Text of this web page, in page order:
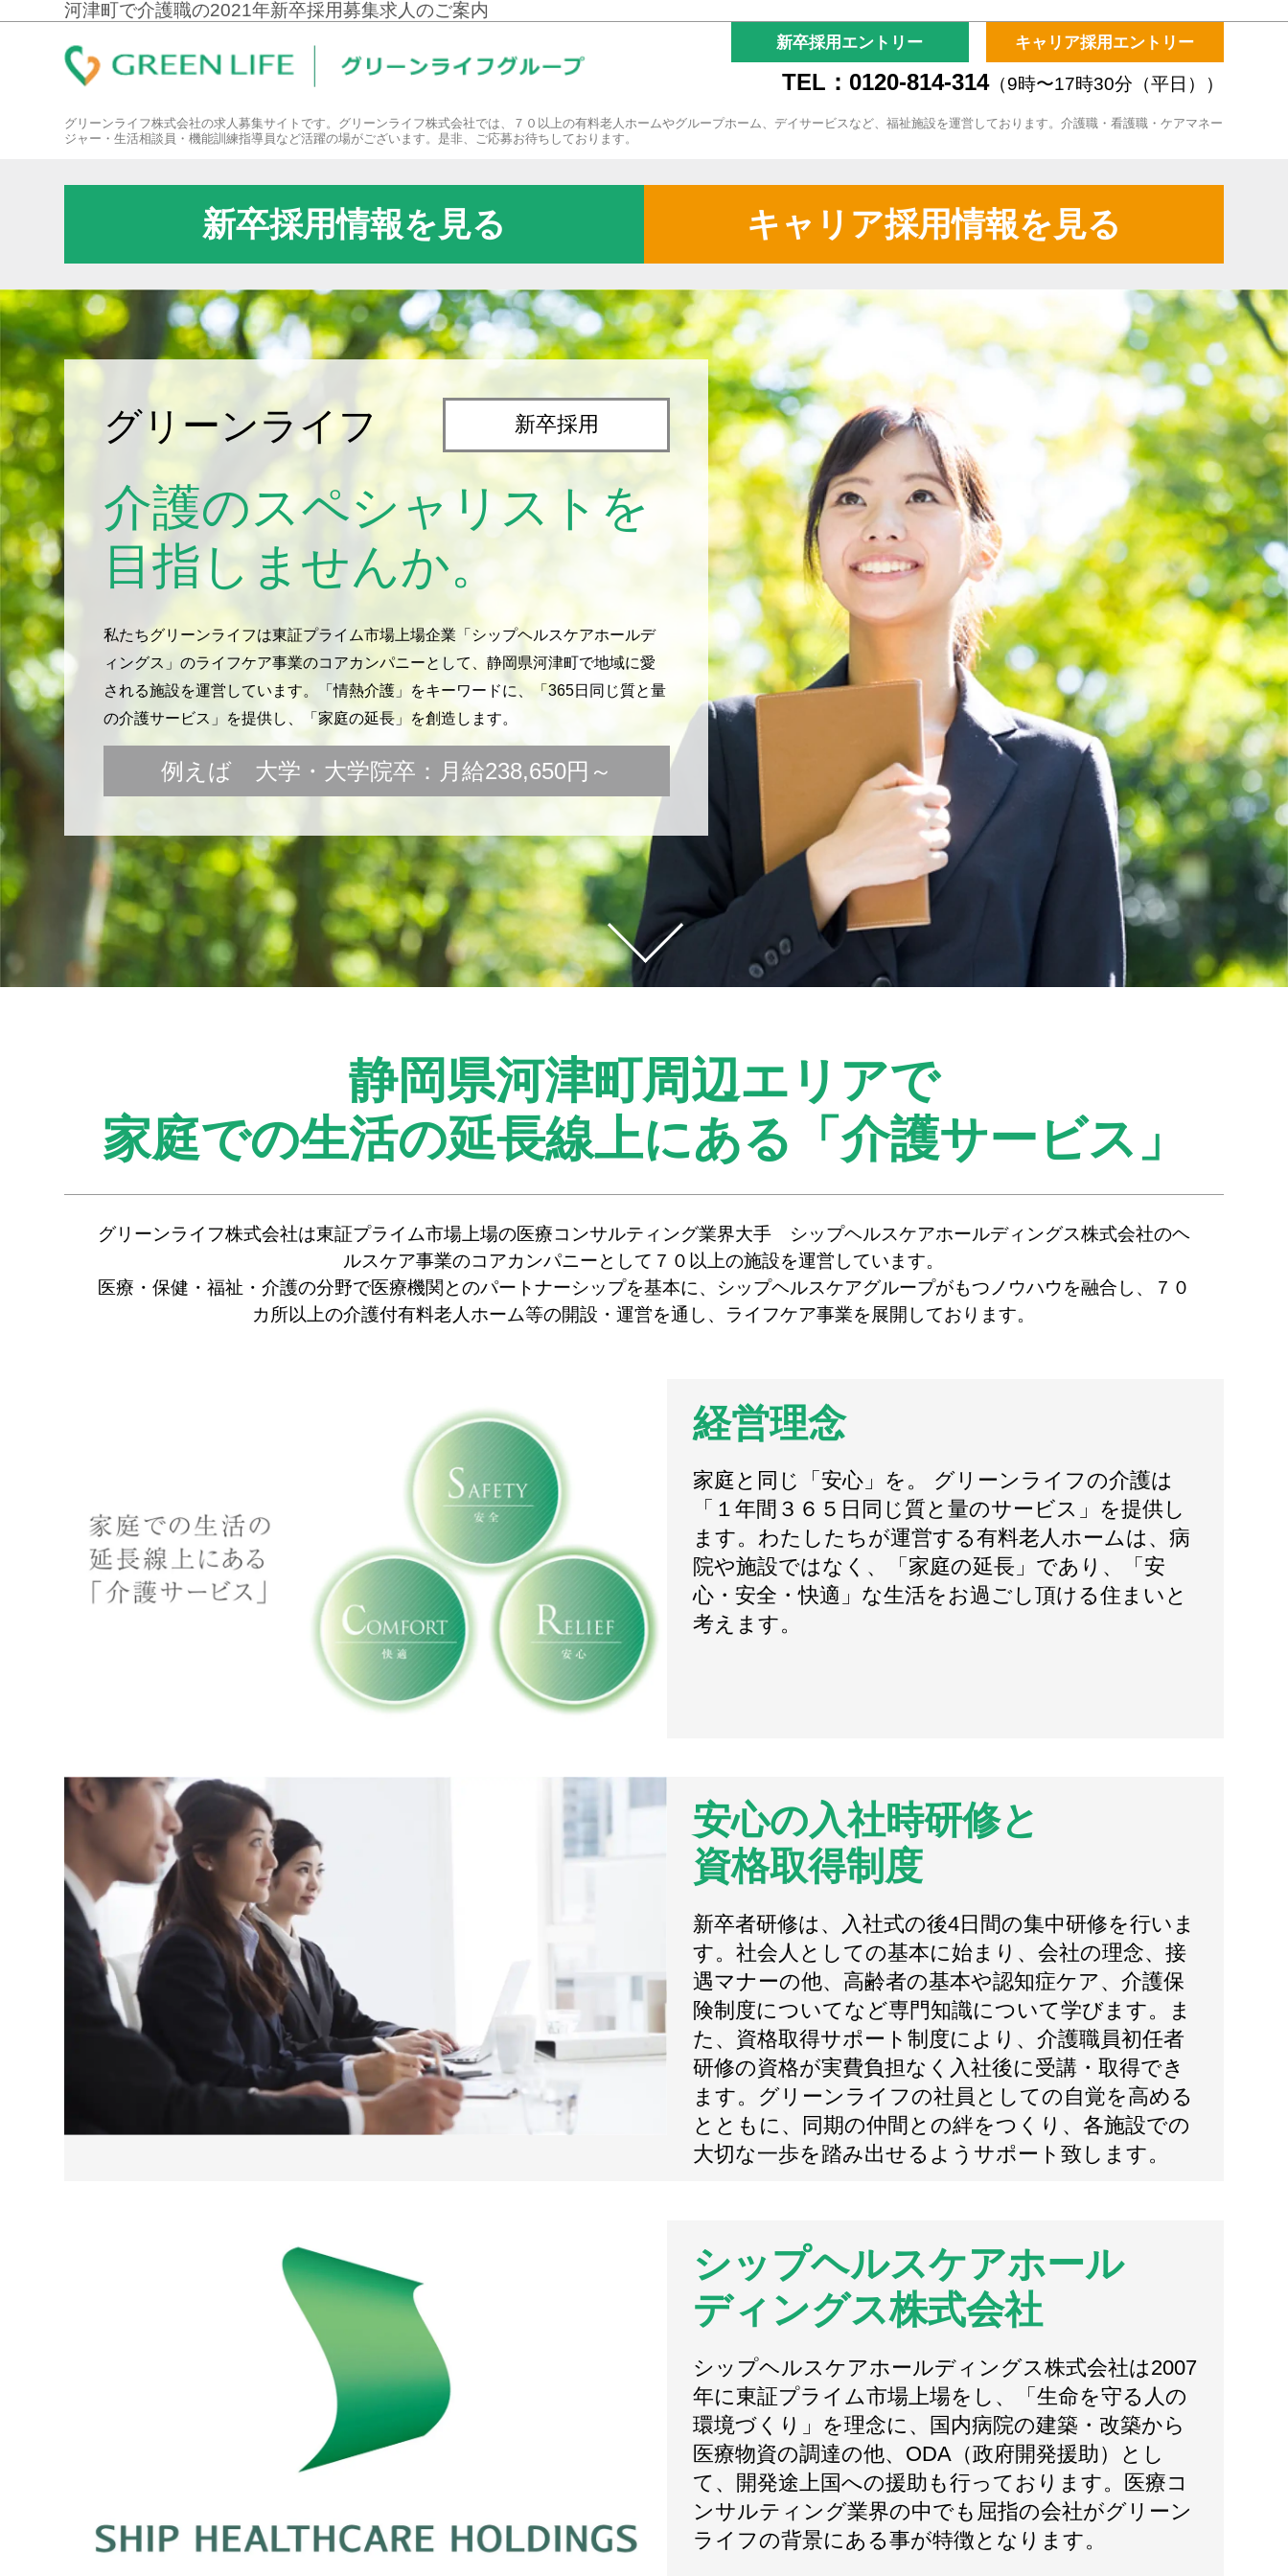
河津町で介護職の2021年新卒採用募集求人のご案内
新卒採用エントリー キャリア採用エントリー
TEL：0120-814-314（9時〜17時30分（平日））
グリーンライフ株式会社の求人募集サイトです。グリーンライフ株式会社では、７０以上の有料老人ホームやグループホーム、デイサービスなど、福祉施設を運営しております。介護職・看護職・ケアマネー
ジャー・生活相談員・機能訓練指導員など活躍の場がございます。是非、ご応募お待ちしております。
新卒採用情報を見る キャリア採用情報を見る
グリーンライフ 新卒採用
介護のスペシャリストを
目指しませんか。
私たちグリーンライフは東証プライム市場上場企業「シップヘルスケアホールデ
ィングス」のライフケア事業のコアカンパニーとして、静岡県河津町で地域に愛
される施設を運営しています。「情熱介護」をキーワードに、「365日同じ質と量
の介護サービス」を提供し、「家庭の延長」を創造します。
例えば 大学・大学院卒：月給238,650円～
静岡県河津町周辺エリアで
家庭での生活の延長線上にある 「介護サービス」
グリーンライフ株式会社は東証プライム市場上場の医療コンサルティング業界大手 シップヘルスケアホールディングス株式会社のヘ
ルスケア事業のコアカンパニーとして７０以上の施設を運営しています。
医療・保健・福祉・介護の分野で医療機関とのパートナーシップを基本に、シップヘルスケアグループがもつノウハウを融合し、７０
カ所以上の介護付有料老人ホーム等の開設・運営を通し、ライフケア事業を展開しております。
経営理念
家庭と同じ「安心」を。 グリーンライフの介護は
「１年間３６５日同じ質と量のサービス」を提供し
ます。わたしたちが運営する有料老人ホームは、病
院や施設ではなく、「家庭の延長」であり、「安
心・安全・快適」な生活をお過ごし頂ける住まいと
考えます。
安心の入社時研修と
資格取得制度
新卒者研修は、入社式の後4日間の集中研修を行いま
す。社会人としての基本に始まり、会社の理念、接
遇マナーの他、高齢者の基本や認知症ケア、介護保
険制度についてなど専門知識について学びます。ま
た、資格取得サポート制度により、介護職員初任者
研修の資格が実費負担なく入社後に受講・取得でき
ます。グリーンライフの社員としての自覚を高める
とともに、同期の仲間との絆をつくり、各施設での
大切な一歩を踏み出せるようサポート致します。
シップヘルスケアホール
ディングス株式会社
シップヘルスケアホールディングス株式会社は2007
年に東証プライム市場上場をし、「生命を守る人の
環境づくり」を理念に、国内病院の建築・改築から
医療物資の調達の他、ODA（政府開発援助）とし
て、開発途上国への援助も行っております。医療コ
ンサルティング業界の中でも屈指の会社がグリーン
ライフの背景にある事が特徴となります。